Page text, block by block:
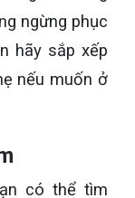
ngừng phục
hãy sắp xếp
nếu muốn ở
có thể tìm